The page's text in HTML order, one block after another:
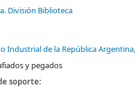
División Biblioteca
Industrial de la República Argentina,
y pegados
soporte: